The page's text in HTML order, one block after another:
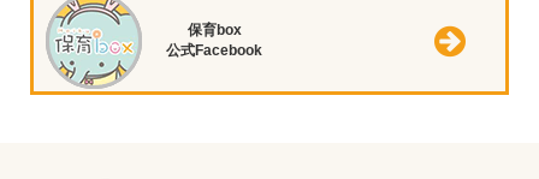
保育box
公式Facebook